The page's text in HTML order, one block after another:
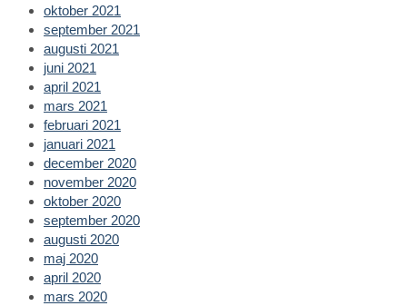
oktober 2021
september 2021
augusti 2021
juni 2021
april 2021
mars 2021
februari 2021
januari 2021
december 2020
november 2020
oktober 2020
september 2020
augusti 2020
maj 2020
april 2020
mars 2020